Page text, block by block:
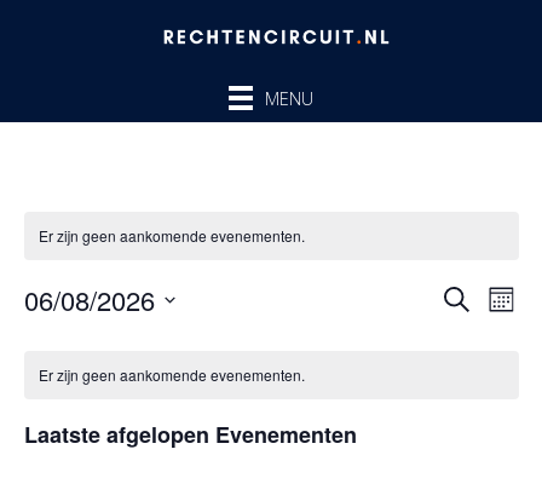
MENU
Er zijn geen aankomende evenementen.
ZOEKEN
06/08/2026
datum.
van
Er zijn geen aankomende evenementen.
Laatste afgelopen Evenementen